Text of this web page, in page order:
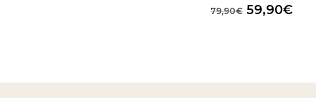
79,90€ Le
59,90€Le